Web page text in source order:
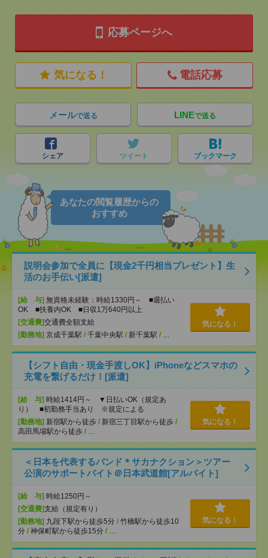
応募ページへ
気になる！ 電話応募
メールで送る LINEで送る
シェア ツイート ブックマーク
あなたの閲覧履歴からの
おすすめ
説明会参加で全員に【現金2千円相当プレゼント】生
活のお手伝い[派遣]
[給 与] 無資格未経験：時給1330円～ ■週払い
OK ■扶養内OK ■日収1万640円以上
[交通費]交通費全額支給
[勤務地] 京成千葉駅 / 千葉中央駅 / 新千葉駅 / …
気になる！
【シフト自由・現金手渡しOK】iPhoneなどスマホの
充電を繋げるだけ！[派遣]
[給 与] 時給1414円～ ▼日払いOK（規定あ
り） ■初勤務手当あり ※規定による
[勤務地] 新宿駅から徒歩 / 新宿三丁目駅から徒歩 /
高田馬場駅から徒歩 / …
気になる！
＜日本を代表するバンド＊サカナクション＞ツアー
公演のサポートバイト＠日本武道館[アルバイト]
[給 与] 時給1250円～
[交通費]支給（規定有り）
[勤務地] 九段下駅から徒歩5分 / 竹橋駅から徒歩10
分 / 神保町駅から徒歩15分 / …
気になる！